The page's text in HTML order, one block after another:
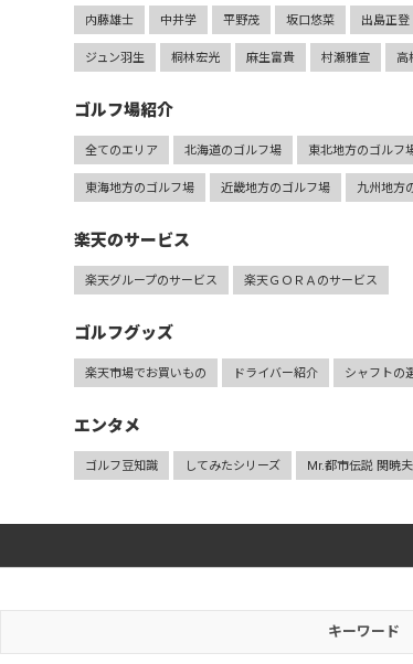
内藤雄士 中井学 平野茂 坂口悠菜 出島正登
ジュン羽生 桐林宏光 麻生富貴 村瀬雅宣 高
ゴルフ場紹介
全てのエリア 北海道のゴルフ場 東北地方のゴルフ
東海地方のゴルフ場 近畿地方のゴルフ場 九州地方
楽天のサービス
楽天グループのサービス 楽天ＧＯＲＡのサービス
ゴルフグッズ
楽天市場でお買いもの ドライバー紹介 シャフトの
エンタメ
ゴルフ豆知識 してみたシリーズ Mr.都市伝説 関暁夫
キーワード